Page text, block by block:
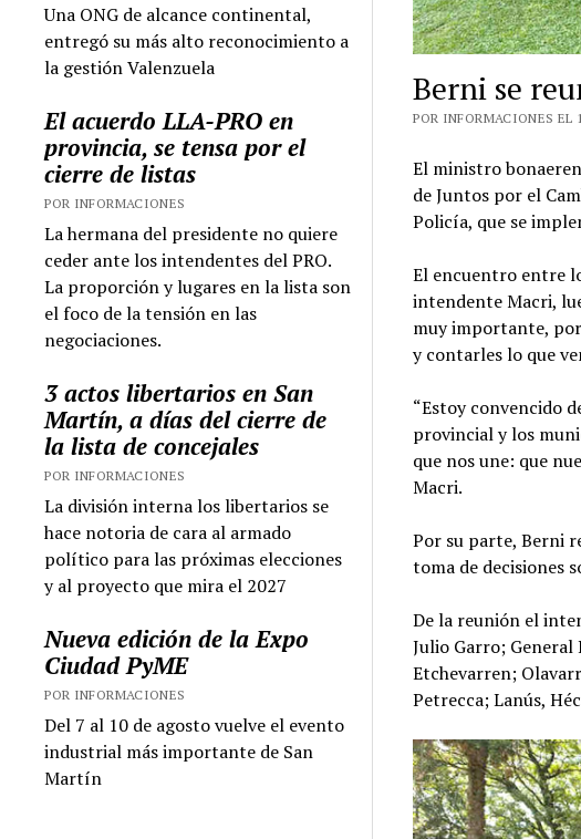
Una ONG de alcance continental,
entregó su más alto reconocimiento a
la gestión Valenzuela
El acuerdo LLA-PRO en
provincia, se tensa por el
cierre de listas
POR INFORMACIONES
La hermana del presidente no quiere
ceder ante los intendentes del PRO.
La proporción y lugares en la lista son
el foco de la tensión en las
negociaciones.
3 actos libertarios en San
Martín, a días del cierre de
la lista de concejales
POR INFORMACIONES
La división interna los libertarios se
hace notoria de cara al armado
político para las próximas elecciones
y al proyecto que mira el 2027
Nueva edición de la Expo
Ciudad PyME
POR INFORMACIONES
Del 7 al 10 de agosto vuelve el evento
industrial más importante de San
Martín
Berni se
POR INFORMACIONES EL
El ministro
de Juntos por el
Policía, que se
El encuentro entre
intendente Macri,
muy importante,
y contarles lo que
“Estoy convencido
provincial y los
que nos une: que
Macri.
Por su parte, Berni
toma de decisiones
De la reunión el
Julio Garro;
Etchevarren;
Petrecca; Lanús,